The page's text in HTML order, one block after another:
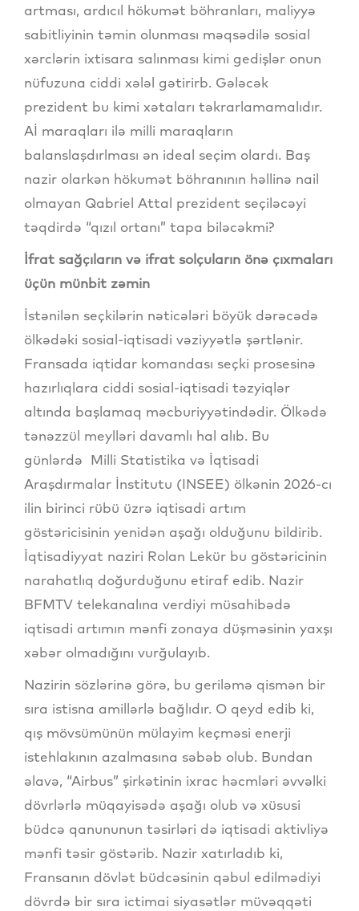
artması, ardıcıl hökumət böhranları, maliyyə
sabitliyinin təmin olunması məqsədilə sosial
xərclərin ixtisara salınması kimi gedişlər onun
nüfuzuna ciddi xələl gətirirb. Gələcək
prezident bu kimi xətaları təkrarlamamalıdır.
Aİ maraqları ilə milli maraqların
balanslaşdırlması ən ideal seçim olardı. Baş
nazir olarkən hökumət böhranının həllinə nail
olmayan Qabriel Attal prezident seçiləcəyi
təqdirdə “qızıl ortanı” tapa biləcəkmi?
İfrat sağçıların və ifrat solçuların önə çıxmaları
üçün münbit zəmin
İstənilən seçkilərin nəticələri böyük dərəcədə
ölkədəki sosial-iqtisadi vəziyyətlə şərtlənir.
Fransada iqtidar komandası seçki prosesinə
hazırlıqlara ciddi sosial-iqtisadi təzyiqlər
altında başlamaq məcburiyyətindədir. Ölkədə
tənəzzül meylləri davamlı hal alıb. Bu
günlərdə Milli Statistika və İqtisadi
Araşdırmalar İnstitutu (INSEE) ölkənin 2026-cı
ilin birinci rübü üzrə iqtisadi artım
göstəricisinin yenidən aşağı olduğunu bildirib.
İqtisadiyyat naziri Rolan Lekür bu göstəricinin
narahatlıq doğurduğunu etiraf edib. Nazir
BFMTV telekanalına verdiyi müsahibədə
iqtisadi artımın mənfi zonaya düşməsinin yaxşı
xəbər olmadığını vurğulayıb.
Nazirin sözlərinə görə, bu geriləmə qismən bir
sıra istisna amillərlə bağlıdır. O qeyd edib ki,
qış mövsümünün mülayim keçməsi enerji
istehlakının azalmasına səbəb olub. Bundan
əlavə, “Airbus” şirkətinin ixrac həcmləri əvvəlki
dövrlərlə müqayisədə aşağı olub və xüsusi
büdcə qanununun təsirləri də iqtisadi aktivliyə
mənfi təsir göstərib. Nazir xatırladıb ki,
Fransanın dövlət büdcəsinin qəbul edilmədiyi
dövrdə bir sıra ictimai siyasətlər müvəqqəti